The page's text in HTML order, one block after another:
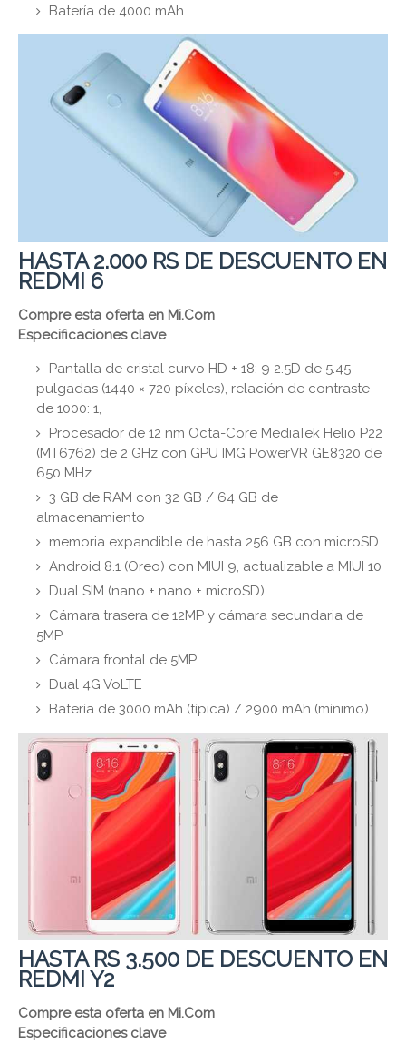
Batería de 4000 mAh
HASTA 2.000 RS DE DESCUENTO EN
REDMI 6
Compre esta oferta en Mi.Com
Especificaciones clave
Pantalla de cristal curvo HD + 18: 9 2.5D de 5.45
pulgadas (1440 × 720 píxeles), relación de contraste
de 1000: 1,
Procesador de 12 nm Octa-Core MediaTek Helio P22
(MT6762) de 2 GHz con GPU IMG PowerVR GE8320 de
650 MHz
3 GB de RAM con 32 GB / 64 GB de
almacenamiento
memoria expandible de hasta 256 GB con microSD
Android 8.1 (Oreo) con MIUI 9, actualizable a MIUI 10
Dual SIM (nano + nano + microSD)
Cámara trasera de 12MP y cámara secundaria de
5MP
Cámara frontal de 5MP
Dual 4G VoLTE
Batería de 3000 mAh (típica) / 2900 mAh (mínimo)
HASTA RS 3.500 DE DESCUENTO EN
REDMI Y2
Compre esta oferta en Mi.Com
Especificaciones clave